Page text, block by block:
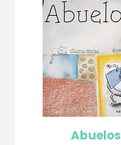
Abuelos